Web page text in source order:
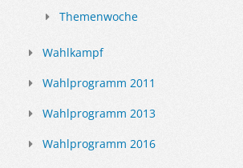
Themenwoche
Wahlkampf
Wahlprogramm 2011
Wahlprogramm 2013
Wahlprogramm 2016